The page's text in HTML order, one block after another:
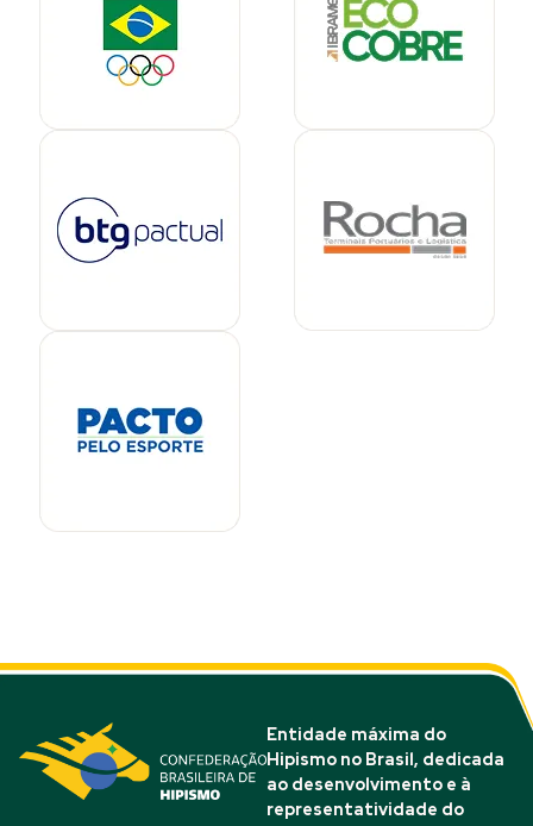
Entidade máxima do
Hipismo no Brasil, dedicada
ao desenvolvimento e à
representatividade do